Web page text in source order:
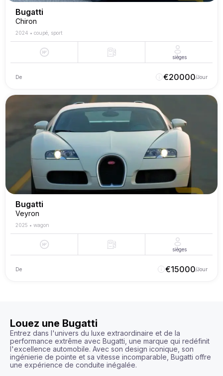
Bugatti
Chiron
2024 • coupé, sport
sièges
De €20000/Jour
Bugatti
Veyron
2025 • wagon
sièges
De €15000/Jour
Louez une Bugatti
Entrez dans l'univers du luxe extraordinaire et de la
performance extrême avec Bugatti, une marque qui redéfinit
l'excellence automobile. Avec son design iconique, son
ingénierie de pointe et sa vitesse incomparable, Bugatti offre
une expérience de conduite inégalée.